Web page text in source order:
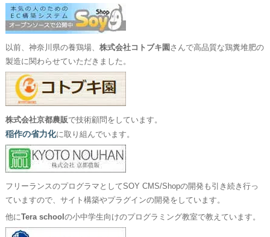
以前、神奈川県の養鶏場、 株式会社コトブキ園 さんで高品質な鶏糞堆肥の
製造に関わらせていただきました。
株式会社京都農販で技術顧問をしています。
稲作の省力化に取り組んでいます。
フリーランスのプログラマとしてSOY CMS/Shopの開発も引き続き行っ
ていますので、サイト構築やプラグインの開発をしています。
他にTera school の小中学生向けのプログラミング教室で教えています。